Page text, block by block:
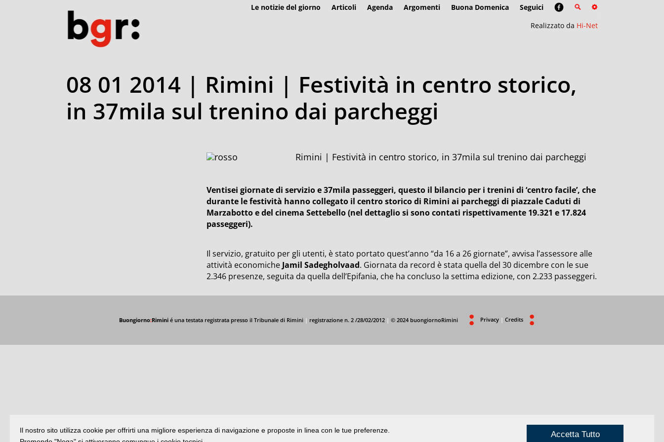
Le notizie del giorno Articoli Agenda Argomenti Buona Domenica
Seguici
Realizzato da Hi-Net
08 01 2014 | Rimini | Festività in centro storico,
in 37mila sul trenino dai parcheggi
Rimini | Festività in centro storico, in 37mila sul trenino dai parcheggi
Ventisei giornate di servizio e 37mila passeggeri, questo il bilancio per i trenini di ‘centro facile’, che
durante le festività hanno collegato il centro storico di Rimini ai parcheggi di piazzale Caduti di
Marzabotto e del cinema Settebello (nel dettaglio si sono contati rispettivamente 19.321 e 17.824
passeggeri).
Il servizio, gratuito per gli utenti, è stato portato quest’anno “da 16 a 26 giornate”, avvisa l’assessore alle
attività economiche Jamil Sadegholvaad. Giornata da record è stata quella del 30 dicembre con le sue
2.346 presenze, seguita da quella dell’Epifania, che ha concluso la settima edizione, con 2.233 passeggeri.
Buongiorno:Riminié una testata registrata presso il Tribunale di Rimini | registrazione n. 2 /28/02/2012 | © 2024 buongiornoRimini Privacy | Credits
Il nostro sito utilizza cookie per offrirti una migliore esperienza di navigazione e proposte in linea con le tue preferenze.
Accetta Tutto